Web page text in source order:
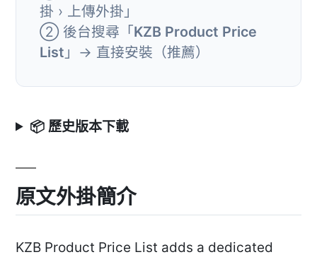
掛 › 上傳外掛」
② 後台搜尋「KZB Product Price
List 」→ 直接安裝（推薦）
📦 歷史版本下載
原文外掛簡介
KZB Product Price List adds a dedicated